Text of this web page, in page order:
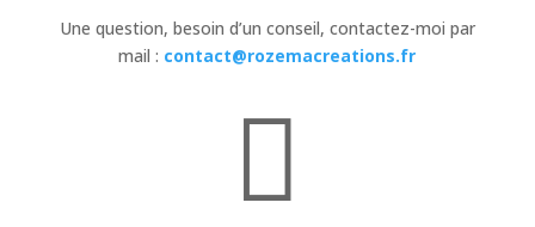
Une question, besoin d’un conseil, contactez-moi par
mail : contact@rozemacreations.fr
